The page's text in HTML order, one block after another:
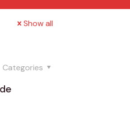
Show all
Categories